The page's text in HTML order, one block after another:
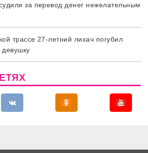
за перевод денег нежелательным
трассе 27-летний лихач погубил